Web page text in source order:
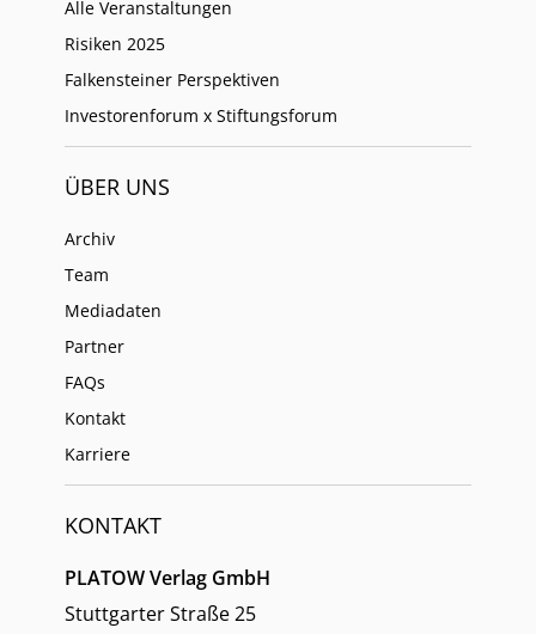
Alle Veranstaltungen
Risiken 2025
Falkensteiner Perspektiven
Investorenforum x Stiftungsforum
ÜBER UNS
Archiv
Team
Mediadaten
Partner
FAQs
Kontakt
Karriere
KONTAKT
PLATOW Verlag GmbH
Stuttgarter Straße 25